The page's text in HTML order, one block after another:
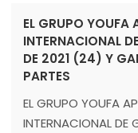
EL GRUPO YOUFA
INTERNACIONAL
DE 2021 (24) Y
PARTES
EL GRUPO YOUFA
INTERNACIONAL DE